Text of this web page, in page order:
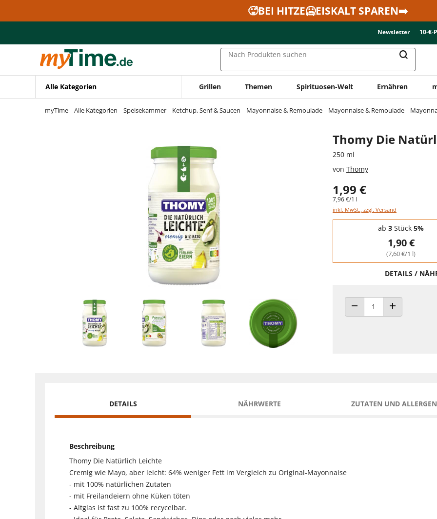
Zur Navigation springen
🥵BEI HITZE🥶EISKALT SPAREN➡️
Newsletter 10-€-
Nach Produkten suchen
Alle Kategorien Grillen Themen Spirituosen-Welt Ernähren
myTime Alle Kategorien Speisekammer Ketchup, Senf & Saucen Mayonnaise & Remoulade Mayonnaise & Remoulade
Thomy Die
250 ml
von Thomy
1,99 €
7,96 €/1 l
inkl. MwSt., zzgl. Versand
Staffelpreise - Mengenrabatt
ab 3 Stück 5%
1,90 €
(7,60 €/1 l)
DETAILS /
ANZAHL VERRINGERN
ANZAHL
DETAILS NÄHRWERTE ZUTATEN UND
Beschreibung
Thomy Die Natürlich Leichte
Cremig wie Mayo, aber leicht: 64% weniger Fett im Vergleich zu Original-Mayonnaise
- mit 100% natürlichen Zutaten
- mit Freilandeiern ohne Küken töten
- Altglas ist fast zu 100% recycelbar.